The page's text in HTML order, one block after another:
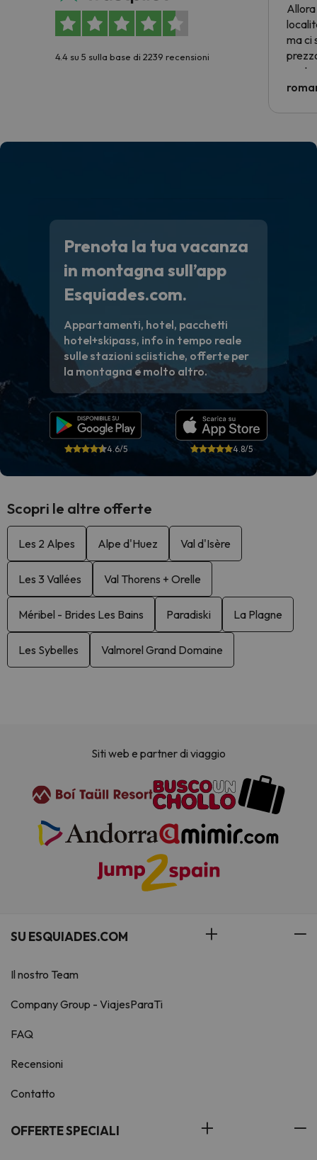
4.4 su 5 sulla base di 2239 recensioni
Allora
ma ci
Prenota la tua vacanza
in montagna sull’app
Esquiades.com.
Appartamenti, hotel, pacchetti
hotel+skipass, info in tempo reale
sulle stazioni sciistiche, offerte per
la montagna e molto altro.
4.6/5 4.8/5
Scopri le altre offerte
Les 2 Alpes Alpe d'Huez Val d'Isère
Les 3 Vallées Val Thorens + Orelle
Méribel - Brides Les Bains Paradiski La Plagne
Les Sybelles Valmorel Grand Domaine
Siti web e partner di viaggio
SU ESQUIADES.COM
Il nostro Team
Company Group - ViajesParaTi
FAQ
Recensioni
Contatto
OFFERTE SPECIALI